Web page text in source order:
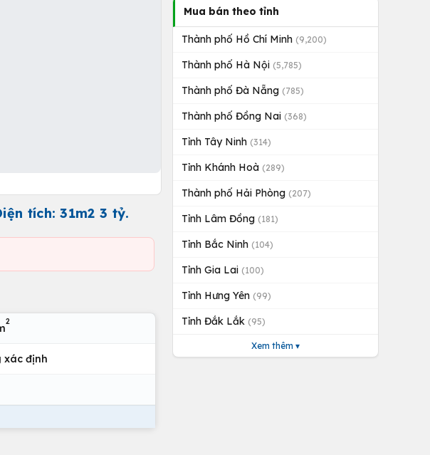
tích: 31m2 3 tỷ.
2
xác định
Mua bán theo tỉnh
Thành phố Hồ Chí Minh (9,200)
Thành phố Hà Nội (5,785)
Thành phố Đà Nẵng (785)
Thành phố Đồng Nai (368)
Tỉnh Tây Ninh (314)
Tỉnh Khánh Hoà (289)
Thành phố Hải Phòng (207)
Tỉnh Lâm Đồng (181)
Tỉnh Bắc Ninh (104)
Tỉnh Gia Lai (100)
Tỉnh Hưng Yên (99)
Tỉnh Đắk Lắk (95)
Xem thêm ▾